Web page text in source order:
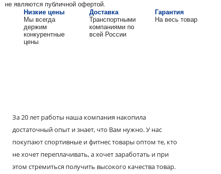
не являются публичной офертой.
Низкие цены
Мы всегда
держим
конкурентные
цены
Доставка
Транспортными
компаниями по
всей России
Гарантия
На весь товар
За 20 лет работы наша компания накопила
достаточный опыт и знает, что Вам нужно. У нас
покупают спортивные и фитнес товары оптом те, кто
не хочет переплачивать, а хочет заработать и при
этом стремиться получить высокого качества товар.